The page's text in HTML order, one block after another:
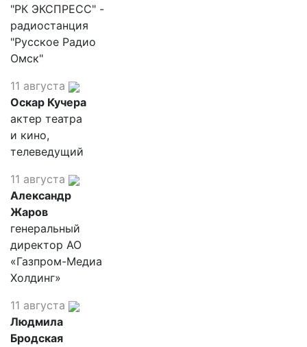
"РК ЭКСПРЕСС" -
радиостанция
"Русское Радио
Омск"
11 августа
Оскар Кучера
актер театра
и кино,
телеведущий
11 августа
Александр
Жаров
генеральный
директор АО
«Газпром-Медиа
Холдинг»
11 августа
Людмила
Бродская